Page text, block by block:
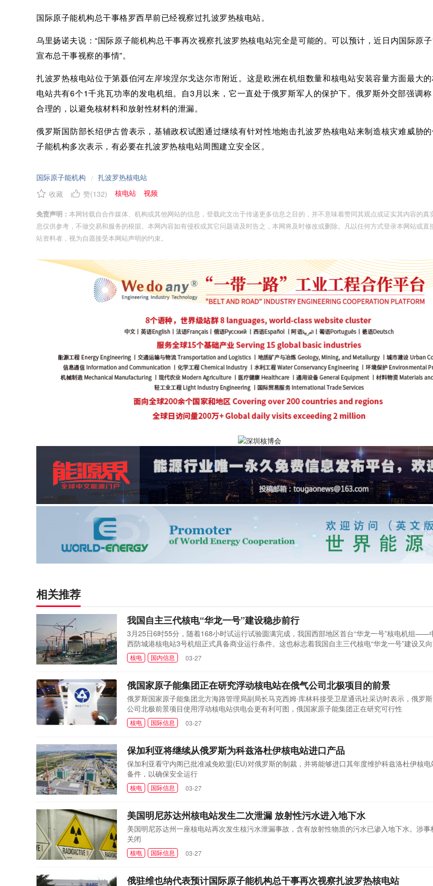
国际原子能机构总干事格罗西早前已经视察过扎波罗热核电站。
乌里扬诺夫说：“国际原子能机构总干事再次视察扎波罗热核电站完全是可能的。可以预计，近日内国际原
宣布总干事视察的事情”。
扎波罗热核电站位于第聂伯河左岸埃涅尔戈达尔市附近。这是欧洲在机组数量和核电站安装容量方面最大
电站共有6个1千兆瓦功率的发电机组。自3月以来，它一直处于俄罗斯军人的保护下。俄罗斯外交部强调
合理的，以避免核材料和放射性材料的泄漏。
俄罗斯国防部长绍伊古曾表示，基辅政权试图通过继续有针对性地炮击扎波罗热核电站来制造核灾难威胁
子能机构多次表示，有必要在扎波罗热核电站周围建立安全区。
国际原子能机构 / 扎波罗热核电站
收藏
赞(132) 核电站 视频
免责声明： 本网转载自合作媒体、机构或其他网站的信息，登载此文出于传递更多信息之目的，并不意味着赞同其观点或证实其内容的真
息仅供参考，不做交易和服务的根据。本网内容如有侵权或其它问题请及时告之，本网将及时修改或删除。凡以任何方式登录本网站或直
站资料者，视为自愿接受本网站声明的约束。
相关推荐
我国自主三代核电“华龙一号”建设稳步前行
3月25日6时55分，随着168小时试运行试验圆满完成，我国西部地区首台“华龙一号”核电机组——
西防城港核电站3号机组正式具备商业运行条件。这也标志着我国自主三代核电“华龙一号”建设又
步。
核电 国内信息 03-27
俄国家原子能集团正在研究浮动核电站在俄气公司北极项目的前景
俄罗斯国家原子能集团北方海路管理局副局长马克西姆∙库林科接受卫星通讯社采访时表示，俄罗
公司北极前景项目使用浮动核电站供电会更有利可图，俄国家原子能集团正在研究可行性
核电 国际信息 03-27
保加利亚将继续从俄罗斯为科兹洛杜伊核电站进口产品
保加利亚看守内阁已批准减免欧盟(EU)对俄罗斯的制裁，并将能够进口其年度维护科兹洛杜伊核
备件，以确保安全运行
核电 国际信息 03-27
美国明尼苏达州核电站发生二次泄漏 放射性污水进入地下水
美国明尼苏达州一座核电站再次发生核污水泄漏事故，含有放射性物质的污水已渗入地下水。涉事
关闭
核电 国际信息 03-27
俄驻维也纳代表预计国际原子能机构总干事再次视察扎波罗热核电站